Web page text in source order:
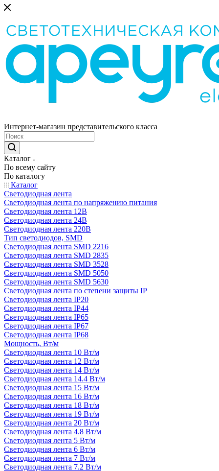
Интернет-магазин представительского класса
Каталог
По всему сайту
По каталогу
Каталог
Светодиодная лента
Светодиодная лента по напряжению питания
Светодиодная лента 12В
Светодиодная лента 24В
Светодиодная лента 220В
Тип светодиодов, SMD
Cветодиодная лента SMD 2216
Светодиодная лента SMD 2835
Светодиодная лента SMD 3528
Светодиодная лента SMD 5050
Светодиодная лента SMD 5630
Светодиодная лента по степени защиты IP
Светодиодная лента IP20
Светодиодная лента IP44
Светодиодная лента IP65
Светодиодная лента IP67
Светодиодная лента IP68
Мощность, Вт/м
Светодиодная лента 10 Вт/м
Светодиодная лента 12 Вт/м
Светодиодная лента 14 Вт/м
Светодиодная лента 14.4 Вт/м
Светодиодная лента 15 Вт/м
Светодиодная лента 16 Вт/м
Светодиодная лента 18 Вт/м
Светодиодная лента 19 Вт/м
Светодиодная лента 20 Вт/м
Светодиодная лента 4.8 Вт/м
Светодиодная лента 5 Вт/м
Светодиодная лента 6 Вт/м
Светодиодная лента 7 Вт/м
Светодиодная лента 7.2 Вт/м